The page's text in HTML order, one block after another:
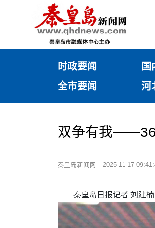
时政要闻 国
全市要闻
河
双争有我
秦皇岛新闻网 2025-11-17
秦皇岛日报记者 刘建楠